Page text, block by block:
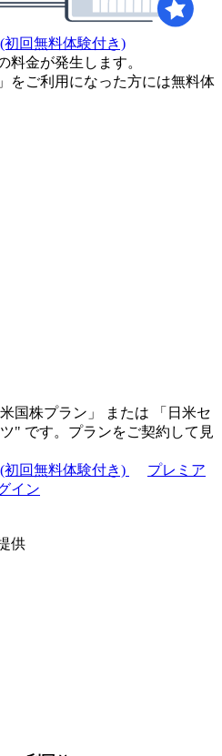
(初回無料体験付き)
金が発生します。
をご利用になった方には無料体
米国株プラン 」 または 「 日米セ
" です。プランをご契約して見
(初回無料体験付き)
プレミア
イン
供